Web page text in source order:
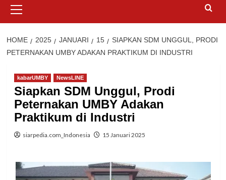
Menu
HOME 2025 JANUARI 15
SIAPKAN SDM UNGGUL, PRODI
PETERNAKAN UMBY ADAKAN PRAKTIKUM DI INDUSTRI
kabarUMBY NewsLINE
Siapkan SDM Unggul, Prodi
Peternakan UMBY Adakan
Praktikum di Industri
siarpedia.com_Indonesia 15 Januari 2025